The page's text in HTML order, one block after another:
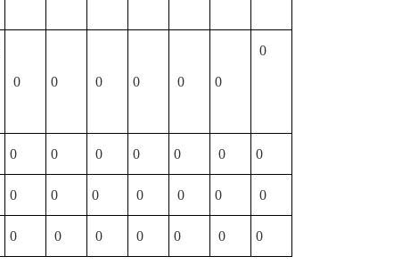
0 0 0 0 0 0
0
0 0 0 0 0 0 0
0 0 0 0 0 0 0
0 0 0 0 0 0 0